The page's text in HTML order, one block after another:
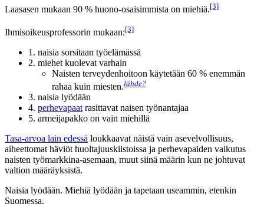
Laasasen mukaan 90 % huono-osaisimmista on miehiä.[3]
Ihmisoikeusprofessorin mukaan:[3]
1. naisia sorsitaan työelämässä
2. miehet kuolevat varhain
Naisten terveydenhoitoon käytetään 60 % enemmän
rahaa kuin miesten.lähde?
3. naisia lyödään
4. perhevapaat rasittavat naisen työnantajaa
5. armeijapakko on vain miehillä
Tasa-arvoa lain edessä loukkaavat näistä vain asevelvollisuus,
aiheettomat häviöt huoltajuuskiistoissa ja perhevapaiden vaikutus
naisten työmarkkina-asemaan, muut siinä määrin kun ne johtuvat
valtion määräyksistä.
Naisia lyödään. Miehiä lyödään ja tapetaan useammin, etenkin
Suomessa.